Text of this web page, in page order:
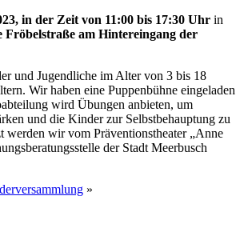
in der Zeit von 11:00 bis 17:30 Uhr in
Fröbelstraße am Hintereingang der
und Jugendliche im Alter von 3 bis 18
Wir haben eine Puppenbühne eingeladen
wird Übungen anbieten, um
und die Kinder zur Selbstbehauptung zu
werden wir vom Präventionstheater „Anne
der Stadt Meerbusch
»